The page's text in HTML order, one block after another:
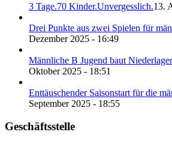
3 Tage.70 Kinder.Unvergesslich.13.
Drei Punkte aus zwei Spielen für
Dezember 2025 - 16:49
Männliche B Jugend baut
Oktober 2025 - 18:51
Enttäuschender Saisonstart für die
September 2025 - 18:55
Geschäftsstelle